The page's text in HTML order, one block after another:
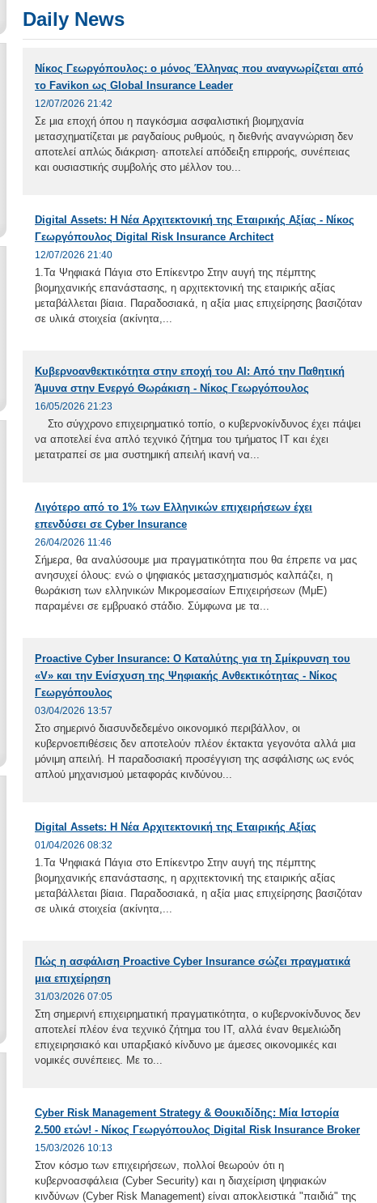
Daily News
Νίκος Γεωργόπουλος: ο μόνος Έλληνας που αναγνωρίζεται από
το Favikon ως Global Insurance Leader
12/07/2026 21:42
Σε μια εποχή όπου η παγκόσμια ασφαλιστική βιομηχανία
μετασχηματίζεται με ραγδαίους ρυθμούς, η διεθνής αναγνώριση δεν
αποτελεί απλώς διάκριση· αποτελεί απόδειξη επιρροής, συνέπειας
και ουσιαστικής συμβολής στο μέλλον του...
Digital Assets: Η Νέα Αρχιτεκτονική της Εταιρικής Αξίας - Nίκος
Γεωργόπουλος Digital Risk Insurance Architect
12/07/2026 21:40
1.Τα Ψηφιακά Πάγια στο Επίκεντρο Στην αυγή της πέμπτης
βιομηχανικής επανάστασης, η αρχιτεκτονική της εταιρικής αξίας
μεταβάλλεται βίαια. Παραδοσιακά, η αξία μιας επιχείρησης βασιζόταν
σε υλικά στοιχεία (ακίνητα,...
Κυβερνοανθεκτικότητα στην εποχή του ΑΙ: Από την Παθητική
Άμυνα στην Ενεργό Θωράκιση - Νίκος Γεωργόπουλος
16/05/2026 21:23
Στο σύγχρονο επιχειρηματικό τοπίο, ο κυβερνοκίνδυνος έχει πάψει
να αποτελεί ένα απλό τεχνικό ζήτημα του τμήματος IT και έχει
μετατραπεί σε μια συστημική απειλή ικανή να...
Λιγότερο από το 1% των Ελληνικών επιχειρήσεων έχει
επενδύσει σε Cyber Insurance
26/04/2026 11:46
Σήμερα, θα αναλύσουμε μια πραγματικότητα που θα έπρεπε να μας
ανησυχεί όλους: ενώ ο ψηφιακός μετασχηματισμός καλπάζει, η
θωράκιση των ελληνικών Μικρομεσαίων Επιχειρήσεων (ΜμΕ)
παραμένει σε εμβρυακό στάδιο. Σύμφωνα με τα...
Proactive Cyber Insurance: Ο Καταλύτης για τη Σμίκρυνση του
«V» και την Ενίσχυση της Ψηφιακής Ανθεκτικότητας - Νίκος
Γεωργόπουλος
03/04/2026 13:57
Στο σημερινό διασυνδεδεμένο οικονομικό περιβάλλον, οι
κυβερνοεπιθέσεις δεν αποτελούν πλέον έκτακτα γεγονότα αλλά μια
μόνιμη απειλή. Η παραδοσιακή προσέγγιση της ασφάλισης ως ενός
απλού μηχανισμού μεταφοράς κινδύνου...
Digital Assets: Η Νέα Αρχιτεκτονική της Εταιρικής Αξίας
01/04/2026 08:32
1.Τα Ψηφιακά Πάγια στο Επίκεντρο Στην αυγή της πέμπτης
βιομηχανικής επανάστασης, η αρχιτεκτονική της εταιρικής αξίας
μεταβάλλεται βίαια. Παραδοσιακά, η αξία μιας επιχείρησης βασιζόταν
σε υλικά στοιχεία (ακίνητα,...
Πώς η ασφάλιση Proactive Cyber Insurance σώζει πραγματικά
μια επιχείρηση
31/03/2026 07:05
Στη σημερινή επιχειρηματική πραγματικότητα, ο κυβερνοκίνδυνος δεν
αποτελεί πλέον ένα τεχνικό ζήτημα του IT, αλλά έναν θεμελιώδη
επιχειρησιακό και υπαρξιακό κίνδυνο με άμεσες οικονομικές και
νομικές συνέπειες. Με το...
Cyber Risk Management Strategy & Θουκιδίδης: Μία Ιστορία
2.500 ετών! - Νίκος Γεωργόπουλος Digital Risk Insurance Broker
15/03/2026 10:13
Στον κόσμο των επιχειρήσεων, πολλοί θεωρούν ότι η
κυβερνοασφάλεια (Cyber Security) και η διαχείριση ψηφιακών
κινδύνων (Cyber Risk Management) είναι αποκλειστικά "παιδιά" της